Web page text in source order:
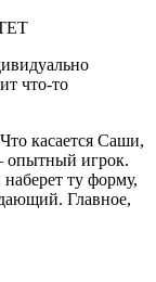
что-то
касается Саши,
опытный игрок.
ту форму,
Главное,